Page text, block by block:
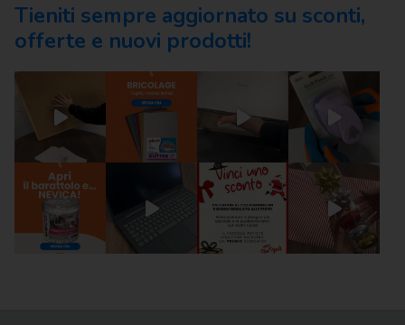
Informatica
per
Prodotti
comunità
Scrittura e
correzione
Tieniti sempre aggiornato su sconti,
offerte e nuovi prodotti!